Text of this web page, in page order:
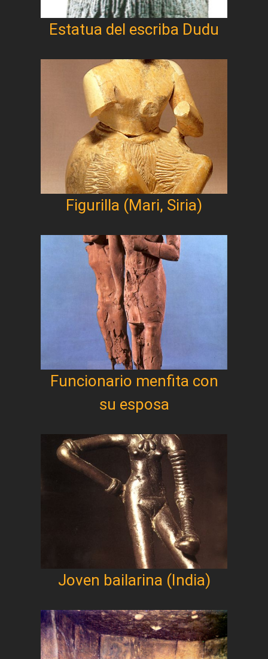
Estatua del escriba Dudu
Figurilla (Mari, Siria)
Funcionario menfita con
su esposa
Joven bailarina (India)